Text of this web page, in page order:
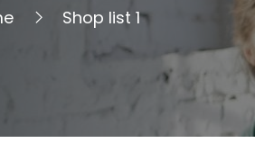
Shop list 1